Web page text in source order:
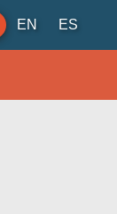
EN ES